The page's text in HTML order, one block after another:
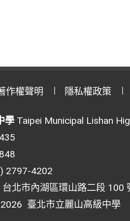
作權聲明 隱私權政策
學Taipei Municipal Lishan
2797-4202
北市內湖區環山路二段 100
臺北市立麗山高級中學